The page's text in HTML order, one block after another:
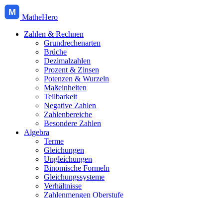
M
MatheHero
Zahlen & Rechnen
Grundrechenarten
Brüche
Dezimalzahlen
Prozent & Zinsen
Potenzen & Wurzeln
Maßeinheiten
Teilbarkeit
Negative Zahlen
Zahlenbereiche
Besondere Zahlen
Algebra
Terme
Gleichungen
Ungleichungen
Binomische Formeln
Gleichungssysteme
Verhältnisse
Zahlenmengen Oberstufe